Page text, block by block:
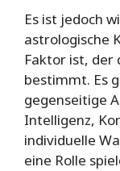
Es ist jedoch
astrologische
Faktor ist, der
bestimmt. Es
gegenseitige
Intelligenz,
individuelle
eine Rolle